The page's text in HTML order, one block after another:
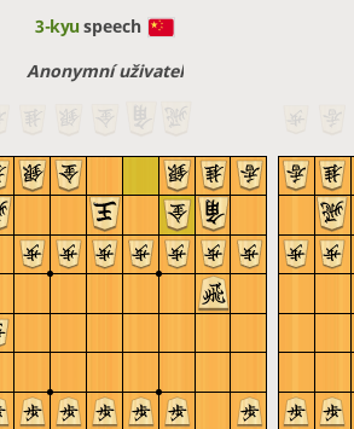
3-kyuspeech
Anonymní uživatel